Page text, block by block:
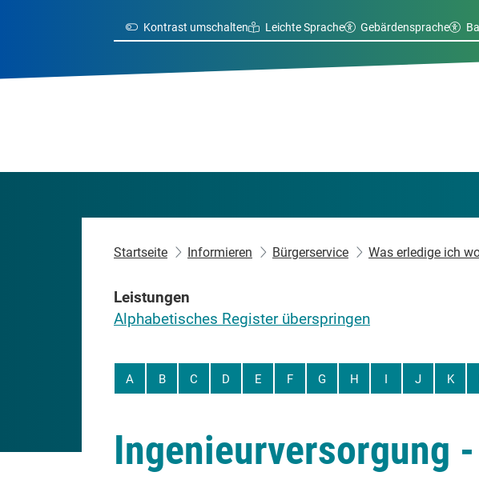
Kontrast umschalten Leichte Sprache Gebärdensprache
Startseite Informieren Bürgerservice Was erledige ich
Leistungen
Alphabetisches Register überspringen
A B C D E F G H I J K
Ingenieurversorgung